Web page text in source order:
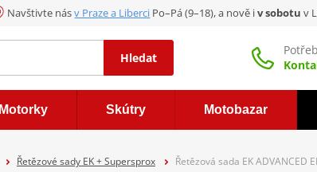
Navštivte násv Praze a Liberci Po–Pá (9–18), a nově iv sobotu v
Hledat
Motorky Skútry Motobazar
Řetězové sady EK + Supersprox Řetězová sada EK ADVANCED